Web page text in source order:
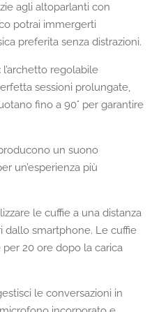
agli altoparlanti con
potrai immergerti
preferita senza distrazioni.
l’archetto regolabile
sessioni prolungate,
fino a 90° per garantire
un suono
un’esperienza più
le cuffie a una distanza
dallo smartphone. Le cuffie
20 ore dopo la carica
le conversazioni in